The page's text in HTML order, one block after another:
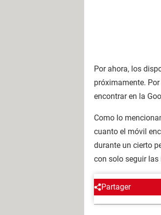
Por ahora, los
próximamente.
encontrar en la
Como lo
cuanto el móvil
durante un cierto
con solo seguir
Partager